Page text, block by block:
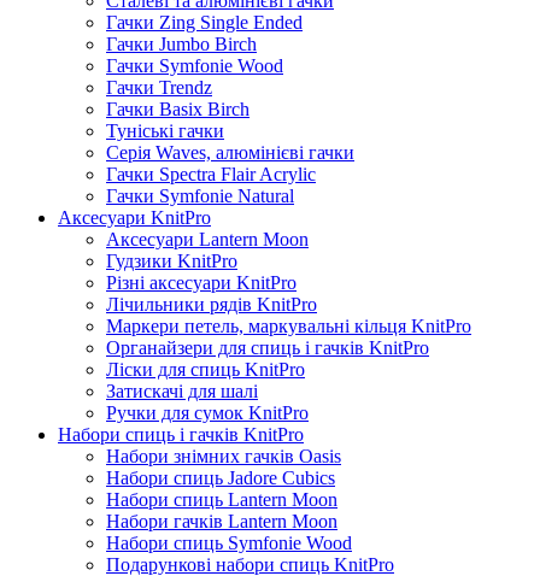
Гачки Zing Single Ended
Гачки Jumbo Birch
Гачки Symfonie Wood
Гачки Trendz
Гачки Basix Birch
Туніські гачки
Серія Waves, алюмінієві гачки
Гачки Spectra Flair Acrylic
Гачки Symfonie Natural
Аксесуари KnitPro
Аксесуари Lantern Moon
Гудзики KnitPro
Різні аксесуари KnitPro
Лічильники рядів KnitPro
Маркери петель, маркувальні кільця KnitPro
Органайзери для спиць і гачків KnitPro
Ліски для спиць KnitPro
Затискачі для шалі
Ручки для сумок KnitPro
Набори спиць і гачків KnitPro
Набори знімних гачків Oasis
Набори спиць Jadore Cubics
Набори спиць Lantern Moon
Набори гачків Lantern Moon
Набори спиць Symfonie Wood
Подарункові набори спиць KnitPro